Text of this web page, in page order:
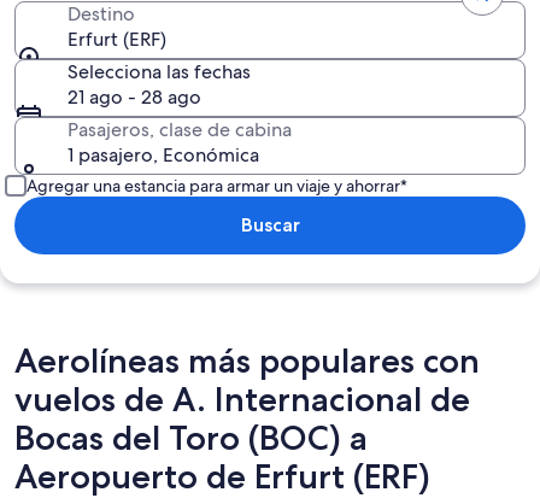
Destino
Erfurt (ERF)
Selecciona las fechas
21 ago - 28 ago
Pasajeros, clase de cabina
1 pasajero, Económica
Agregar una estancia para armar un viaje y ahorrar*
Buscar
Aerolíneas más populares con
vuelos de A. Internacional de
Bocas del Toro (BOC) a
Aeropuerto de Erfurt (ERF)